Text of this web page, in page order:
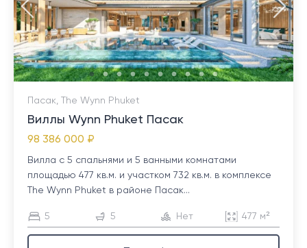
Пасак, The Wynn Phuket
Виллы Wynn Phuket Пасак
98 386 000 ₽
Вилла с 5 спальнями и 5 ванными комнатами
площадью 477 кв.м. и участком 732 кв.м. в комплексе
The Wynn Phuket в районе Пасак...
5 5 Нет 477 м²